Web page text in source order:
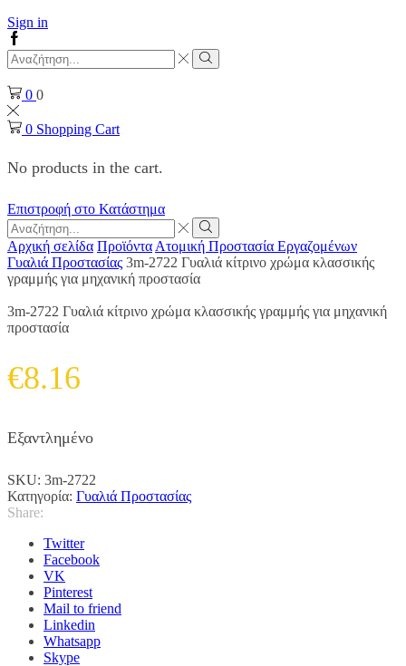
Sign in
Facebook
Search
input
Search
0 0
0 Shopping Cart
No products in the cart.
Επιστροφή στο Κατάστημα
Search
input
Search
Αρχική σελίδα Προϊόντα Ατομική Προστασία Εργαζομένων
Γυαλιά Προστασίας 3m-2722 Γυαλιά κίτρινο χρώμα κλασσικής
γραμμής για μηχανική προστασία
3m-2722 Γυαλιά κίτρινο χρώμα κλασσικής γραμμής για μηχανική
προστασία
€8.16
Εξαντλημένο
SKU: 3m-2722
Κατηγορία: Γυαλιά Προστασίας
Share:
Twitter
Facebook
VK
Pinterest
Mail to friend
Linkedin
Whatsapp
Skype